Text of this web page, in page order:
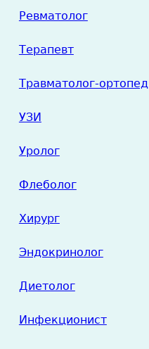
Ревматолог
Терапевт
Травматолог-ортопед
УЗИ
Уролог
Флеболог
Хирург
Эндокринолог
Диетолог
Инфекционист